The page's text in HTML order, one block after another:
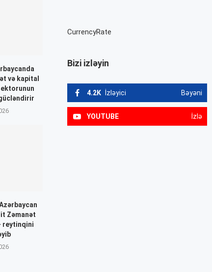
və kapital
gücləndirir
Zəmanət
reytinqini
CurrencyRate
Bizi izləyin
4.2K İzləyici Bəyəni
YOUTUBE İzlə